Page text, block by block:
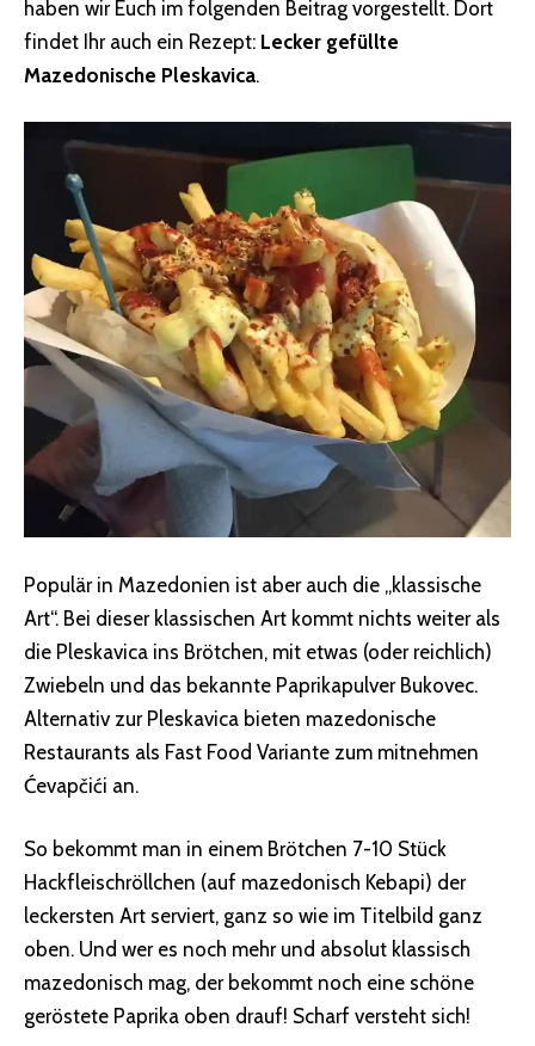
haben wir Euch im folgenden Beitrag vorgestellt. Dort
findet Ihr auch ein Rezept: Lecker gefüllte
Mazedonische Pleskavica.
Populär in Mazedonien ist aber auch die „klassische
Art“. Bei dieser klassischen Art kommt nichts weiter als
die Pleskavica ins Brötchen, mit etwas (oder reichlich)
Zwiebeln und das bekannte Paprikapulver Bukovec.
Alternativ zur Pleskavica bieten mazedonische
Restaurants als Fast Food Variante zum mitnehmen
Ćevapčići an.
So bekommt man in einem Brötchen 7-10 Stück
Hackfleischröllchen (auf mazedonisch Kebapi) der
leckersten Art serviert, ganz so wie im Titelbild ganz
oben. Und wer es noch mehr und absolut klassisch
mazedonisch mag, der bekommt noch eine schöne
geröstete Paprika oben drauf! Scharf versteht sich!